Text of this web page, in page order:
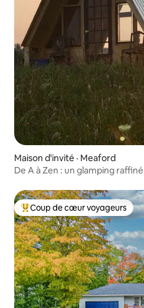
Maison d'invité · Meaford
De A à Zen : un glamping raffiné
Coup de cœur voyageurs parmi
Coup de cœur voyageurs